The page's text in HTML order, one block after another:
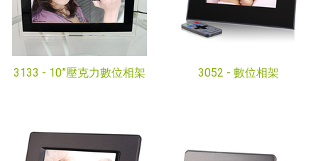
3133 - 10”壓克力數位相架 3052 - 數位相架